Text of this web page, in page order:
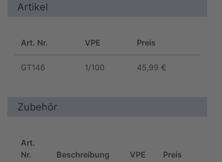
Artikel
Art. Nr. VPE Preis
GT146 1/100 45,99 €
Zubehör
Art.
Nr.
Beschreibung VPE Preis